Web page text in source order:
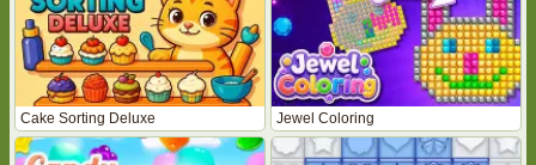
Cake Sorting Deluxe Jewel Coloring